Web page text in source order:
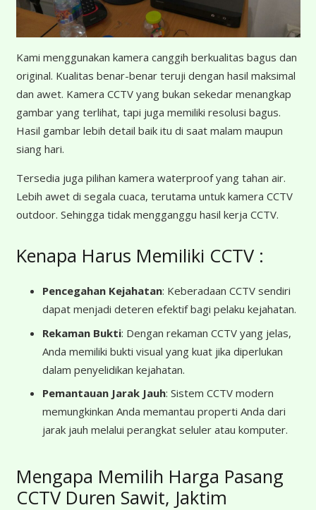
Kami menggunakan kamera canggih berkualitas bagus dan
original. Kualitas benar-benar teruji dengan hasil maksimal
dan awet. Kamera CCTV yang bukan sekedar menangkap
gambar yang terlihat, tapi juga memiliki resolusi bagus.
Hasil gambar lebih detail baik itu di saat malam maupun
siang hari.
Tersedia juga pilihan kamera waterproof yang tahan air.
Lebih awet di segala cuaca, terutama untuk kamera CCTV
outdoor. Sehingga tidak mengganggu hasil kerja CCTV.
Kenapa Harus Memiliki CCTV :
Pencegahan Kejahatan: Keberadaan CCTV sendiri
dapat menjadi deteren efektif bagi pelaku kejahatan.
Rekaman Bukti: Dengan rekaman CCTV yang jelas,
Anda memiliki bukti visual yang kuat jika diperlukan
dalam penyelidikan kejahatan.
Pemantauan Jarak Jauh: Sistem CCTV modern
memungkinkan Anda memantau properti Anda dari
jarak jauh melalui perangkat seluler atau komputer.
Mengapa Memilih Harga Pasang
CCTV Duren Sawit, Jaktim